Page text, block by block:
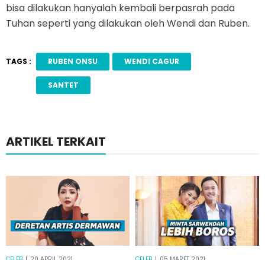
bisa dilakukan hanyalah kembali berpasrah pada
Tuhan seperti yang dilakukan oleh Wendi dan Ruben.
TAGS : RUBEN ONSU WENDI CAGUR
SANTET
ARTIKEL TERKAIT